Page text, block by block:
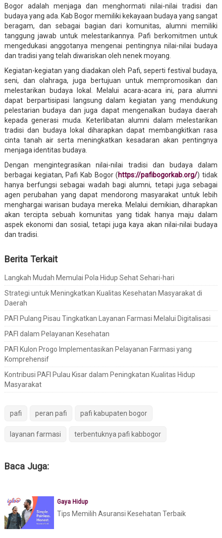
Bogor adalah menjaga dan menghormati nilai-nilai tradisi dan
budaya yang ada. Kab Bogor memiliki kekayaan budaya yang sangat
beragam, dan sebagai bagian dari komunitas, alumni memiliki
tanggung jawab untuk melestarikannya. Pafi berkomitmen untuk
mengedukasi anggotanya mengenai pentingnya nilai-nilai budaya
dan tradisi yang telah diwariskan oleh nenek moyang.
Kegiatan-kegiatan yang diadakan oleh Pafi, seperti festival budaya,
seni, dan olahraga, juga bertujuan untuk mempromosikan dan
melestarikan budaya lokal. Melalui acara-acara ini, para alumni
dapat berpartisipasi langsung dalam kegiatan yang mendukung
pelestarian budaya dan juga dapat mengenalkan budaya daerah
kepada generasi muda. Keterlibatan alumni dalam melestarikan
tradisi dan budaya lokal diharapkan dapat membangkitkan rasa
cinta tanah air serta meningkatkan kesadaran akan pentingnya
menjaga identitas budaya.
Dengan mengintegrasikan nilai-nilai tradisi dan budaya dalam
berbagai kegiatan, Pafi Kab Bogor (https://pafibogorkab.org/) tidak
hanya berfungsi sebagai wadah bagi alumni, tetapi juga sebagai
agen perubahan yang dapat mendorong masyarakat untuk lebih
menghargai warisan budaya mereka. Melalui demikian, diharapkan
akan tercipta sebuah komunitas yang tidak hanya maju dalam
aspek ekonomi dan sosial, tetapi juga kaya akan nilai-nilai budaya
dan tradisi.
Berita Terkait
Langkah Mudah Memulai Pola Hidup Sehat Sehari-hari
Strategi untuk Meningkatkan Kualitas Kesehatan Masyarakat di
Daerah
PAFI Pulang Pisau Tingkatkan Layanan Farmasi Melalui Digitalisasi
PAFI dalam Pelayanan Kesehatan
PAFI Kulon Progo Implementasikan Pelayanan Farmasi yang
Komprehensif
Kontribusi PAFI Pulau Kisar dalam Peningkatan Kualitas Hidup
Masyarakat
pafi peran pafi pafi kabupaten bogor
layanan farmasi terbentuknya pafi kabbogor
Baca Juga:
Gaya Hidup
Tips Memilih Asuransi Kesehatan Terbaik